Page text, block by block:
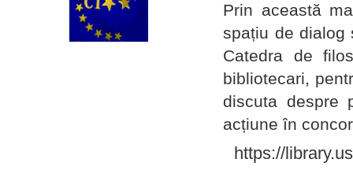
Prin această
spațiu de dialog
Catedra de
bibliotecari,
discuta despre
acțiune în
https://